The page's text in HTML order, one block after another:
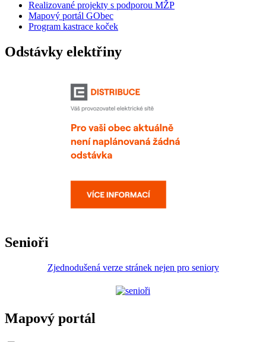
Realizované projekty s podporou MŽP
Mapový portál GObec
Program kastrace koček
Odstávky elektřiny
Senioři
Zjednodušená verze stránek nejen pro seniory
Mapový portál